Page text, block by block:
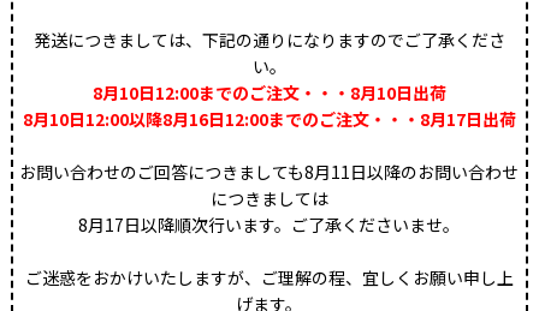
発送につきましては、下記の通りになりますのでご了承くださ
い。
8月10日12:00までのご注文・・・8月10日出荷
8月10日12:00以降8月16日12:00までのご注文・・・8月17日出荷
お問い合わせのご回答につきましても8月11日以降のお問い合わせ
につきましては
8月17日以降順次行います。ご了承くださいませ。
ご迷惑をおかけいたしますが、ご理解の程、宜しくお願い申し上
げます。